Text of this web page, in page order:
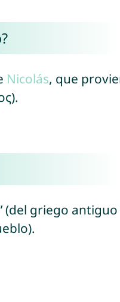
Nicolás, que
griego antiguo